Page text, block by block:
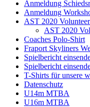
Anmeldung
Anmeldung
AST 2020
AST 2020
Coaches Polo-Shirt
Fraport Skyliners
Spielbericht
Spielbericht
T-Shirts für unsere
Datenschutz
U14m MTBA
U16m MTBA